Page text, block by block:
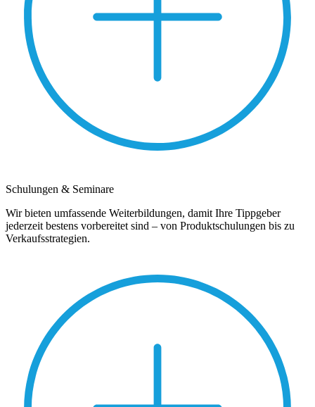
Schulungen & Seminare
Wir bieten umfassende Weiterbildungen, damit Ihre Tippgeber
jederzeit bestens vorbereitet sind – von Produktschulungen bis zu
Verkaufsstrategien.